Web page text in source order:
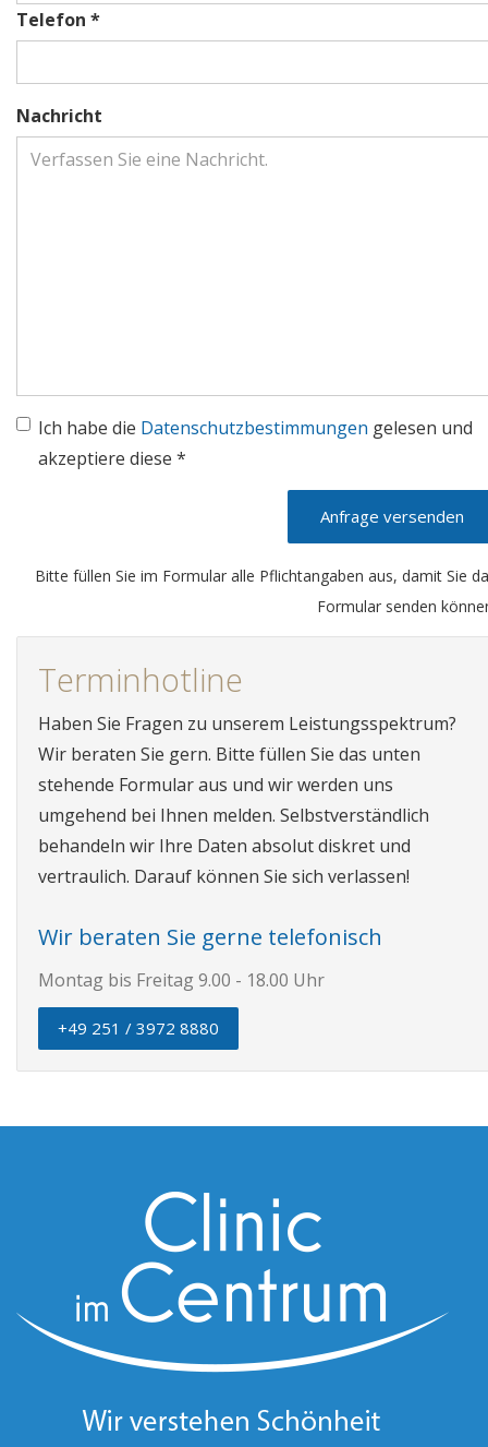
Telefon *
Nachricht
Ich habe die Datenschutzbestimmungen gelesen und
akzeptiere diese *
Anfrage versenden
Bitte füllen Sie im Formular alle Pflichtangaben aus, damit Sie
Formular senden
Terminhotline
Haben Sie Fragen zu unserem Leistungsspektrum?
Wir beraten Sie gern. Bitte füllen Sie das unten
stehende Formular aus und wir werden uns
umgehend bei Ihnen melden. Selbstverständlich
behandeln wir Ihre Daten absolut diskret und
vertraulich. Darauf können Sie sich verlassen!
Wir beraten Sie gerne telefonisch
Montag bis Freitag 9.00 - 18.00 Uhr
+49 251 / 3972 8880